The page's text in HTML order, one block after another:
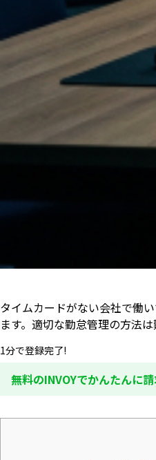
タイムカードがない会社で働
ます。適切な勤怠管理の方法
1分で登録完了!
無料のINVOYでかんたんに